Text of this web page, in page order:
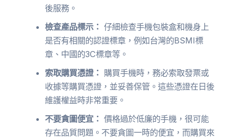
後服務。
檢查產品標示： 仔細檢查手機包裝盒和機身上
是否有相關的認證標章，例如台灣的BSMI標
章、中國的3C標章等。
索取購買憑證： 購買手機時，務必索取發票或
收據等購買憑證，並妥善保管。這些憑證在日後
維護權益時非常重要。
不要貪圖便宜： 價格過於低廉的手機，很可能
存在品質問題。不要貪圖一時的便宜，而購買來